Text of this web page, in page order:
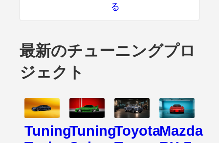
る
最新のチューニングプロ
ジェクト
TuningTuningToyotaMazda